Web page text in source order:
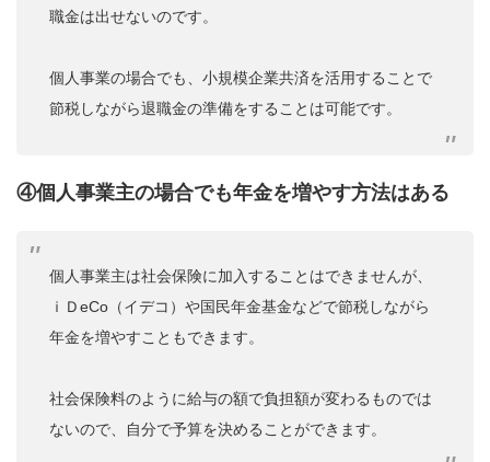
職金は出せないのです。
個人事業の場合でも、小規模企業共済を活用することで
節税しながら退職金の準備をすることは可能です。
④個人事業主の場合でも年金を増やす方法はある
個人事業主は社会保険に加入することはできませんが、
ｉＤeCo（イデコ）や国民年金基金などで節税しながら
年金を増やすこともできます。
社会保険料のように給与の額で負担額が変わるものでは
ないので、自分で予算を決めることができます。